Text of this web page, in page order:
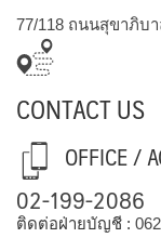
77/118 ถนนสุขาภิบา
CONTACT US
OFFICE /
02-199-2086
ติดต่อฝ่ายบัญชี :